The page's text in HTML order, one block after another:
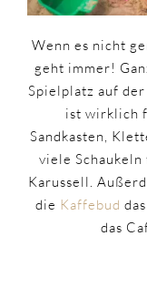
Wenn es nicht
geht immer!
Spielplatz auf
ist wirklich
Sandkasten,
viele
Karussell.
die Kaffebud
das